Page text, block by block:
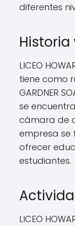
diferentes
Historia
LICEO
tiene como
GARDNER
se
cámara de
empresa se
ofrecer
estudiantes.
LICEO